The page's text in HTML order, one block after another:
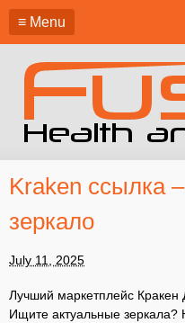
≡ Menu
Kraken ссылка
зеркало
July 11, 2025
Лучший маркетплейс Кракен
Ищите актуальные